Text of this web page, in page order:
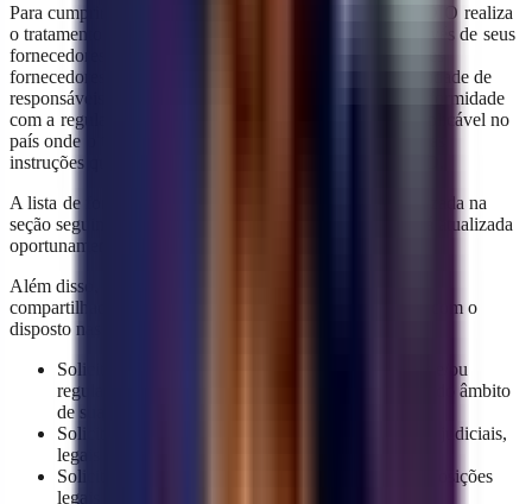
Para cumprir com as finalidades necessárias, a YAVENDIO realiza
o tratamento de dados pessoais de forma direta e/ou através de seus
fornecedores, seja a nível nacional ou internacional. Esses
fornecedores, nacionais ou estrangeiros, atuarão na qualidade de
responsáveis pelo tratamento de dados pessoais, em conformidade
com a regulamentação de dados pessoais, a legislação aplicável no
país onde o tratamento é realizado (se for no exterior) e as
instruções que tenham sido concedidas pela YAVENDIO.
A lista de fornecedores da YAVENDIO pode ser visualizada na
seção seguinte (5.1). Caso seja necessário, essa lista será atualizada
oportunamente por este mesmo meio.
Além disso, os dados pessoais dos usuários podem ser
compartilhados nos seguintes casos e sempre de acordo com o
disposto nas normas de proteção de dados pessoais:
Solicitações de informações feitas por autoridades e/ou
reguladores no exercício de suas funções e dentro do âmbito
de suas competências.
Solicitações de informações amparadas por ordens judiciais,
legais e/ou administrativas.
Solicitações de informações de acordo com as disposições
legais aplicáveis.